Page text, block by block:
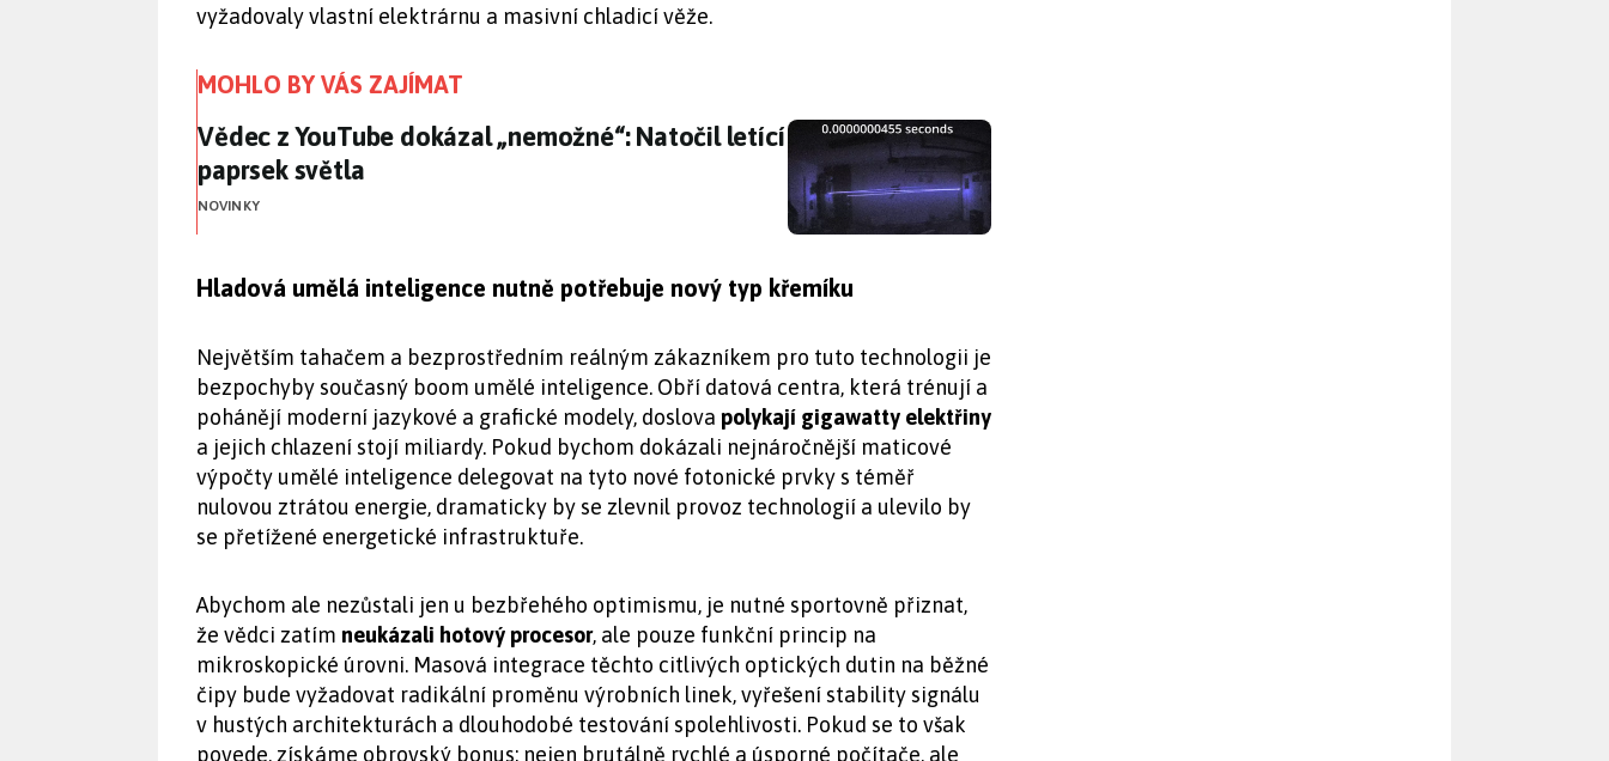
vyžadovaly vlastní elektrárnu a masivní chladicí věže.
MOHLO BY VÁS ZAJÍMAT
Vědec z YouTube dokázal „nemožné“: Natočil letící paprsek světla
Vědec z YouTube dokázal „nemožné“: Natočil letící
paprsek světla
NOVINKY
Hladová umělá inteligence nutně potřebuje nový typ křemíku
Největším tahačem a bezprostředním reálným zákazníkem pro tuto technologii je
bezpochyby současný boom umělé inteligence. Obří datová centra, která trénují a
pohánějí moderní jazykové a grafické modely, doslova polykají gigawatty elektřiny
a jejich chlazení stojí miliardy. Pokud bychom dokázali nejnáročnější maticové
výpočty umělé inteligence delegovat na tyto nové fotonické prvky s téměř
nulovou ztrátou energie, dramaticky by se zlevnil provoz technologií a ulevilo by
se přetížené energetické infrastruktuře.
Abychom ale nezůstali jen u bezbřehého optimismu, je nutné sportovně přiznat,
že vědci zatím neukázali hotový procesor, ale pouze funkční princip na
mikroskopické úrovni. Masová integrace těchto citlivých optických dutin na běžné
čipy bude vyžadovat radikální proměnu výrobních linek, vyřešení stability signálu
v hustých architekturách a dlouhodobé testování spolehlivosti. Pokud se to však
povede, získáme obrovský bonus: nejen brutálně rychlé a úsporné počítače, ale